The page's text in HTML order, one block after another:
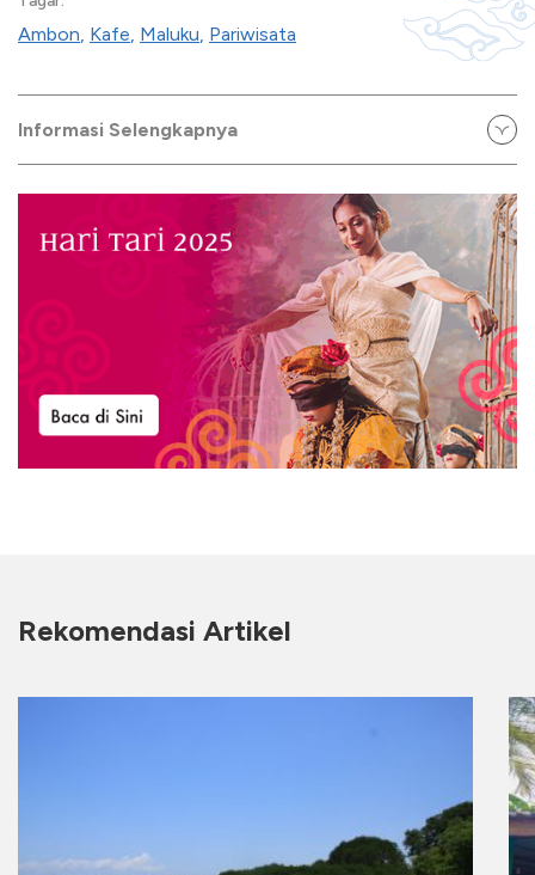
Ambon, Kafe, Maluku, Pariwisata
Informasi Selengkapnya
Rekomendasi Artikel